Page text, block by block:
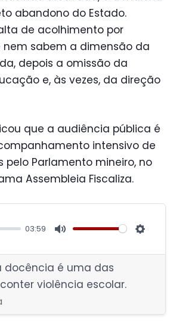
abandono do Estado.
de acolhimento por
nem sabem a dimensão da
depois a omissão da
e, às vezes, da direção
que a audiência pública é
intensivo de
pelo Parlamento mineiro, no
Assembleia Fiscaliza.
03:59
u
i
docência é uma das
violência escolar.